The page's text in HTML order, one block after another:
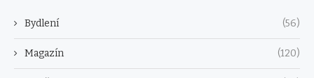
Bydlení (56)
Magazín (120)